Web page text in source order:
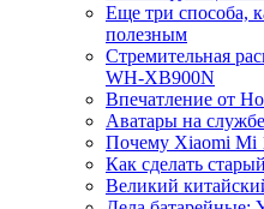
Еще три способа,
полезным
Стремительная
WH-XB900N
Впечатление от
Аватары на
Почему Xiaomi Mi
Как сделать
Великий